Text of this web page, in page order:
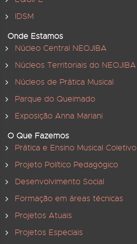
IDSM
Onde Estamos
Núcleo Central NEOJIBA
Núcleos Territoriais do NEOJIBA
Núcleos de Prática Musical
Parque do Queimado
Exposição Anna Mariani
O Que Fazemos
Prática e Ensino Musical Coletivo
Projeto Político Pedagógico
Desenvolvimento Social
Formação em áreas técnicas
Projetos Atuais
Projetos Especiais